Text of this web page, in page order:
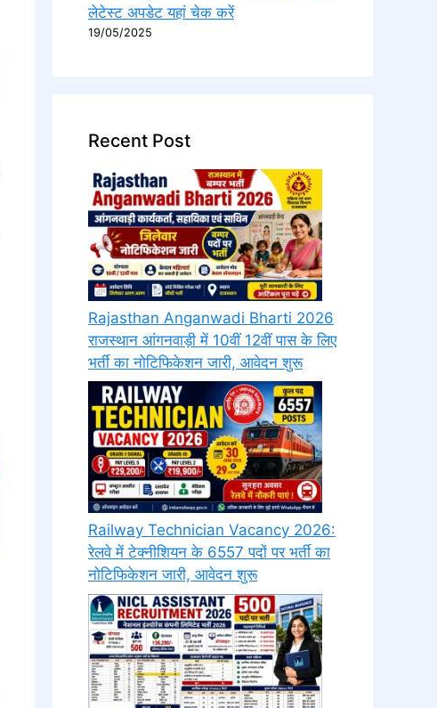
लेटेस्ट अपडेट यहां चेक करें
19/05/2025
Recent Post
Rajasthan Anganwadi Bharti 2026
राजस्थान आंगनवाड़ी में 10वीं 12वीं पास के लिए
भर्ती का नोटिफिकेशन जारी, आवेदन शुरू
Railway Technician Vacancy 2026:
रेलवे में टेक्नीशियन के 6557 पदों पर भर्ती का
नोटिफिकेशन जारी, आवेदन शुरू